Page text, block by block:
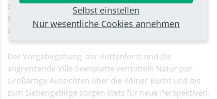
schönsten Verbindungen und lassen die Landschaft zu
einem Erlebnis werden. Auf der Strecke liegen
zahlreicheBurgen und Schlösser.
Der Vorgebirgshang, der Kottenforst und die
angrenzende Ville-Seenplatte vermitteln Natur pur.
Großartige Aussichten über die Kölner Bucht und bis
zum Siebengebirge sorgen stets für neue Perspektiven.
Selbst einstellen
Nur wesentliche Cookies annehmen